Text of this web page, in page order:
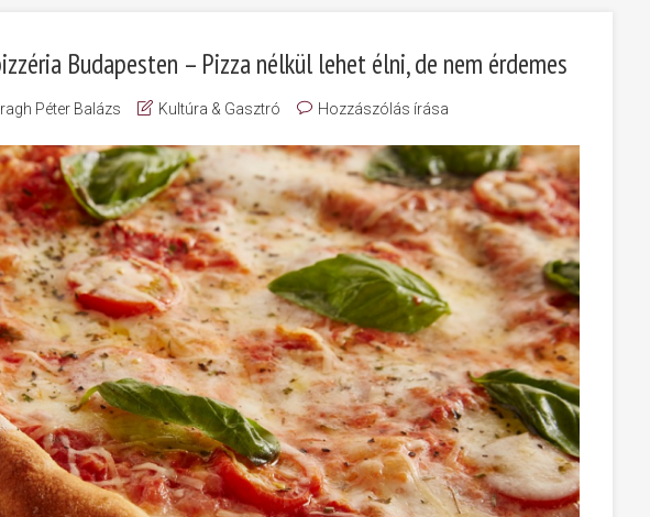
Budapesten – Pizza nélkül lehet élni, de nem érdemes
Péter Balázs Kultúra & Gasztró Hozzászólás írása